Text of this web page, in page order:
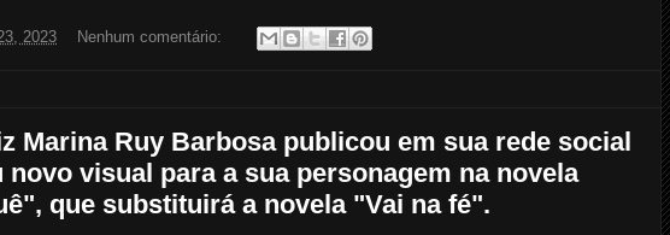
2023 Nenhum comentário:
Marina Ruy Barbosa publicou em sua rede social
novo visual para a sua personagem na novela
que substituirá a novela "Vai na fé".